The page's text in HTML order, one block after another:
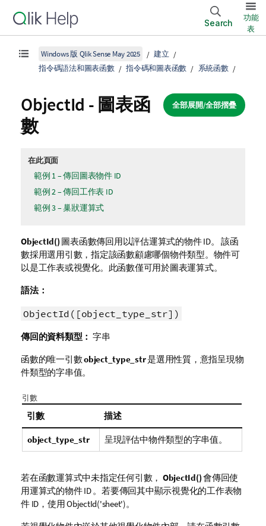
Search
功能
表
Windows 版 Qlik Sense May 2025
建立
指令碼語法和圖表函數
指令碼和圖表函數 系統函數
全部展開/全部摺疊
ObjectId - 圖表函
數
在此頁面
範例 1 – 傳回圖表物件 ID
範例 2 – 傳回工作表 ID
範例 3 – 巢狀運算式
ObjectId() 圖表函數傳回用以評估運算式的物件 ID。 該函
數採用選用引數，指定該函數顧慮哪個物件類型。物件可
以是工作表或視覺化。此函數僅可用於圖表運算式。
語法：
ObjectId([object_type_str])
傳回的資料類型： 字串
函數的唯一引數object_type_str是選用性質，意指呈現物
件類型的字串值。
引數
引數 描述
object_type_str 呈現評估中物件類型的字串值。
若在函數運算式中未指定任何引數， ObjectId()會傳回使
用運算式的物件 ID 。若要傳回其中顯示視覺化的工作表物
件 ID，使用ObjectId('sheet')。